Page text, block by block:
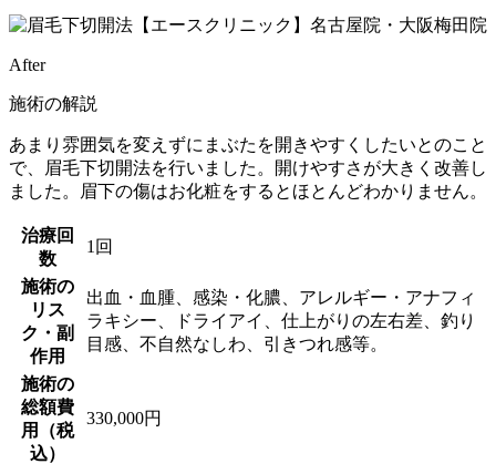
After
施術の解説
あまり雰囲気を変えずにまぶたを開きやすくしたいとのこと
で、眉毛下切開法を行いました。開けやすさが大きく改善し
ました。眉下の傷はお化粧をするとほとんどわかりません。
治療回
数
1回
施術の
リス
ク・副
作用
出血・血腫、感染・化膿、アレルギー・アナフィ
ラキシー、ドライアイ、仕上がりの左右差、釣り
目感、不自然なしわ、引きつれ感等。
施術の
総額費
用（税
込）
330,000円